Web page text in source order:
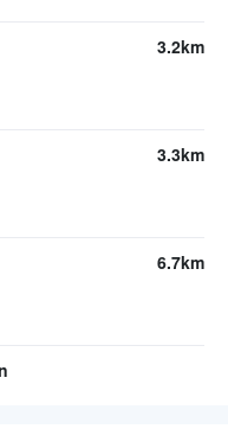
3.2km
3.3km
6.7km